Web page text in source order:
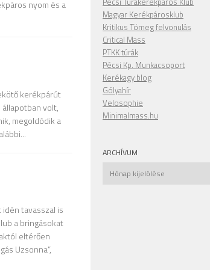
nyom és a
kerékpárút
volt,
megoldódik a
idén tavasszal is
a bringásokat
eltérően
Uzsonna”,
Magyar Kerékpárosklub
Kritikus Tömeg felvonulás
Critical Mass
PTKK túrák
Pécsi Kp. Munkacsoport
Kerékagy blog
Gólyahír
Velosophie
Minimalmass.hu
ARCHÍVUM
Archívum